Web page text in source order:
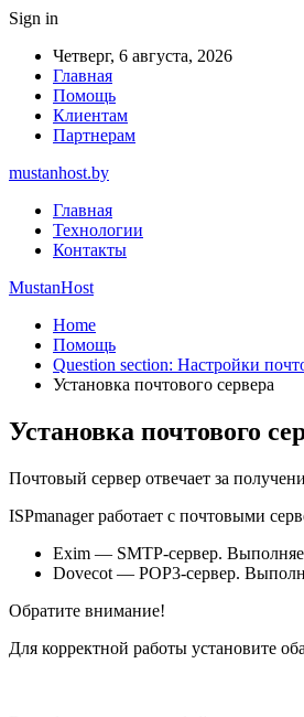
Sign in
Четверг, 6 августа, 2026
Главная
Помощь
Клиентам
Партнерам
mustanhost.by
Главная
Технологии
Контакты
MustanHost
Home
Помощь
Question section: Настройки
Установка почтового сервера
Установка почтового
Почтовый сервер отвечает за
ISPmanager работает с почтовыми
Exim — SMTP-сервер.
Dovecot — POP3-сервер.
Обратите внимание!
Для корректной работы установите